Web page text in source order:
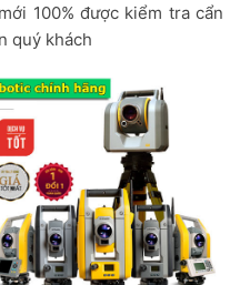
100% được kiểm tra cẩn
quý khách